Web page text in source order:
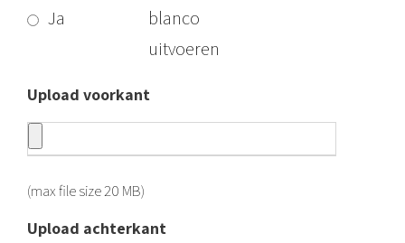
Ja
blanco
uitvoeren
Upload voorkant
(max file size 20 MB)
Upload achterkant